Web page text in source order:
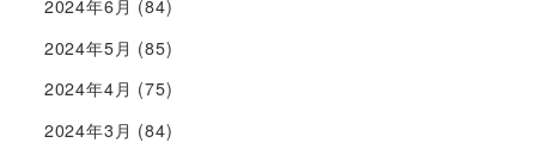
2024年6月 (84)
2024年5月 (85)
2024年4月 (75)
2024年3月 (84)